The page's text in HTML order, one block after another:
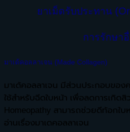
ยาเม็ดรับประทาน
การรักษา
มาเด้คอลลาเจน (Made Collagen)
มาเด้คอลลาเจน มีส่วนประกอบของ
ใช้สำหรับฉีดใบหน้า เพื่อลดการเกิด
Homeopathy สามารถช่วยดีท้อกใ
อ่านเรื่องมาเดคอลลาเจน